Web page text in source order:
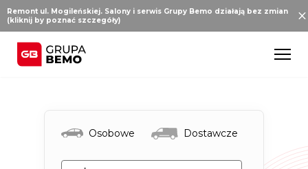
Remont ul. Mogileńskiej. Salony i serwis Grupy Bemo działają bez zmian
(kliknij by poznać szczegóły)
Osobowe Dostawcze